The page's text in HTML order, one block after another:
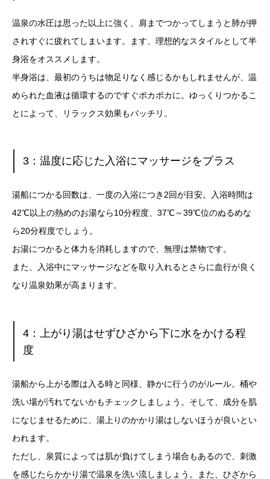
温泉の水圧は思った以上に強く、肩までつかってしまうと肺が押
されすぐに疲れてしまいます。ます、理想的なスタイルとして半
身浴をオススメします。
半身浴は、最初のうちは物足りなく感じるかもしれませんが、温
められた血液は循環するのですぐポカポカに。ゆっくりつかるこ
とによって、リラックス効果もバッチリ。
3：温度に応じた入浴にマッサージをプラス
湯船につかる回数は、一度の入浴につき2回が目安。入浴時間は
42℃以上の熱めのお湯なら10分程度、37℃～39℃位のぬるめな
ら20分程度でしょう。
お湯につかると体力を消耗しますので、無理は禁物です。
また、入浴中にマッサージなどを取り入れるとさらに血行が良く
なり温泉効果が高まります。
4：上がり湯はせずひざから下に水をかける程
度
湯船から上がる際は入る時と同様、静かに行うのがルール。桶や
洗い場が汚れてないかもチェックしましょう。そして、成分を肌
になじませるために、湯上りのかかり湯はしないほうが良いとい
われます。
ただし、泉質によっては肌が負けてしまう場合もあるので、刺激
を感じたらかかり湯で温泉を洗い流しましょう。また、ひざから